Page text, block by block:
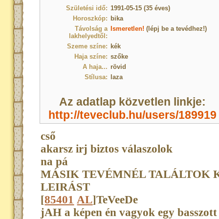
Születési idő: 1991-05-15 (35 éves)
Horoszkóp: bika
Távolság a
lakhelyedtől:
Ismeretlen! (lépj be a tevédhez!)
Szeme színe: kék
Haja színe: szőke
A haja... rövid
Stílusa:
laza
Az adatlap közvetlen linkje:
http://teveclub.hu/users/189919
cső
akarsz irj biztos válaszolok
na pá
MÁSIK TEVÉMNÉL TALÁLTOK
LEIRÁST
[85401 AL]TeVeeDe
jAH a képen én vagyok egy